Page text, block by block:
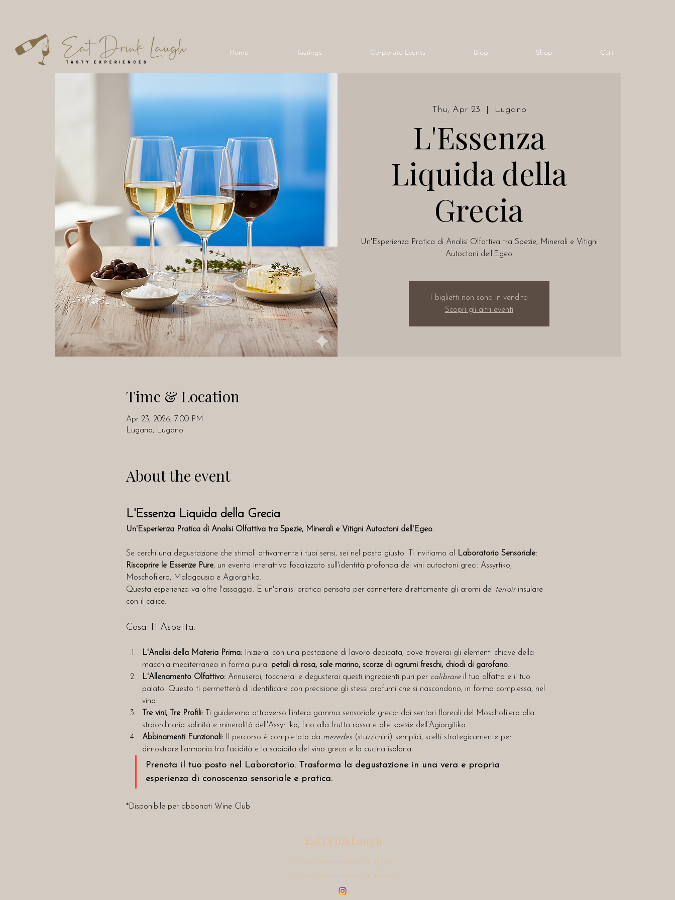
Home Tastings Corporate Events Blog Shop Cart
Thu, Apr 23 Lugano
L'Essenza
Liquida della
Grecia
Un'Esperienza Pratica di Analisi Olfattiva tra Spezie, Minerali e Vitigni
Autoctoni dell'Egeo
I biglietti non sono in vendita
Scopri gli altri eventi
Time & Location
Apr 23, 2026, 7:00 PM
Lugano, Lugano
About the event
L'Essenza Liquida della Grecia
Un'Esperienza Pratica di Analisi Olfattiva tra Spezie, Minerali e Vitigni Autoctoni dell'Egeo.
Se cerchi una degustazione che stimoli attivamente i tuoi sensi, sei nel posto giusto. Ti invitiamo al
Laboratorio Sensoriale:
Riscoprire le Essenze Pure, un evento interattivo focalizzato sull'identità profonda dei vini autoctoni greci: Assyrtiko,
Moschofilero, Malagousia e Agiorgitiko.
Questa esperienza va oltre l'assaggio. È un'analisi pratica pensata per connettere direttamente gli aromi del
terroir insulare
con il calice.
Cosa Ti Aspetta:
L'Analisi della Materia Prima: Inizierai con una postazione di lavoro dedicata, dove troverai gli elementi chiave della
macchia mediterranea in forma pura: petali di rosa, sale marino, scorze di agrumi freschi, chiodi di garofano.
L'Allenamento Olfattivo: Annuserai, toccherai e degusterai questi ingredienti puri per calibrare il tuo olfatto e il tuo
palato. Questo ti permetterà di identificare con precisione gli stessi profumi che si nascondono, in forma complessa, nel
vino.
Tre vini, Tre Profili: Ti guideremo attraverso l'intera gamma sensoriale greca: dai sentori floreali del Moschofilero alla
straordinaria salinità e mineralità dell'Assyrtiko, fino alla frutta rossa e alle spezie dell'Agiorgitiko.
Abbinamenti Funzionali: Il percorso è completato da mezedes (stuzzichini) semplici, scelti strategicamente per
dimostrare l'armonia tra l'acidità e la sapidità del vino greco e la cucina isolana.
Prenota il tuo posto nel Laboratorio. Trasforma la degustazione in una vera e propria
esperienza di conoscenza sensoriale e pratica.
*Disponibile per abbonati Wine Club
EatDrinkLaugh
info.tastyexperiences@gmail.com
info.tastyexperiences@gmail.com